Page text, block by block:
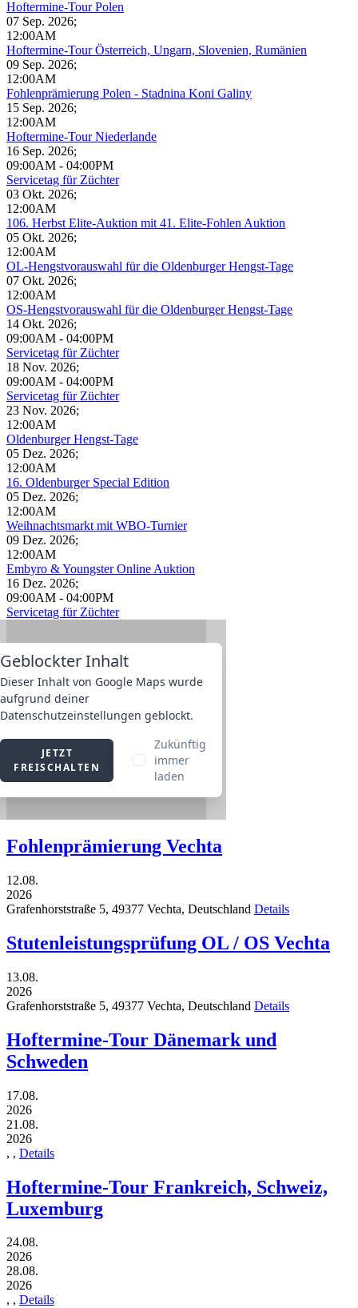
Hoftermine-Tour Polen
07 Sep. 2026;
12:00AM
Hoftermine-Tour Österreich, Ungarn, Slovenien, Rumänien
09 Sep. 2026;
12:00AM
Fohlenprämierung Polen - Stadnina Koni Galiny
15 Sep. 2026;
12:00AM
Hoftermine-Tour Niederlande
16 Sep. 2026;
09:00AM - 04:00PM
Servicetag für Züchter
03 Okt. 2026;
12:00AM
106. Herbst Elite-Auktion mit 41. Elite-Fohlen Auktion
05 Okt. 2026;
12:00AM
OL-Hengstvorauswahl für die Oldenburger Hengst-Tage
07 Okt. 2026;
12:00AM
OS-Hengstvorauswahl für die Oldenburger Hengst-Tage
14 Okt. 2026;
09:00AM - 04:00PM
Servicetag für Züchter
18 Nov. 2026;
09:00AM - 04:00PM
Servicetag für Züchter
23 Nov. 2026;
12:00AM
Oldenburger Hengst-Tage
05 Dez. 2026;
12:00AM
16. Oldenburger Special Edition
05 Dez. 2026;
12:00AM
Weihnachtsmarkt mit WBO-Turnier
09 Dez. 2026;
12:00AM
Embyro & Youngster Online Auktion
16 Dez. 2026;
09:00AM - 04:00PM
Servicetag für Züchter
Fohlenprämierung Vechta
12.08.
2026
Grafenhorststraße 5, 49377 Vechta, Deutschland Details
Stutenleistungsprüfung OL / OS Vechta
13.08.
2026
Grafenhorststraße 5, 49377 Vechta, Deutschland Details
Hoftermine-Tour Dänemark und
Schweden
17.08.
2026
21.08.
2026
, , Details
Hoftermine-Tour Frankreich, Schweiz,
Luxemburg
24.08.
2026
28.08.
2026
, , Details